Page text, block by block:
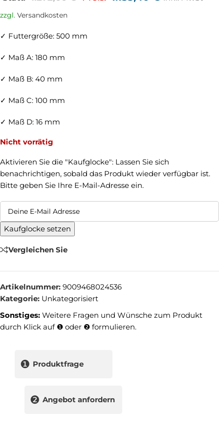
zzgl. Versandkosten
✓ Futtergröße: 500 mm
✓ Maß A: 180 mm
✓ Maß B: 40 mm
✓ Maß C: 100 mm
✓ Maß D: 16 mm
Nicht vorrätig
Aktivieren Sie die "Kaufglocke": Lassen Sie sich
benachrichtigen, sobald das Produkt wieder verfügbar ist.
Bitte geben Sie Ihre E-Mail-Adresse ein.
Kaufglocke setzen
Vergleichen Sie
Artikelnummer: 9009468024536
Kategorie: Unkategorisiert
Sonstiges: Weitere Fragen und Wünsche zum Produkt
durch Klick auf ❶ oder ❷ formulieren.
❶ Produktfrage
❷ Angebot anfordern